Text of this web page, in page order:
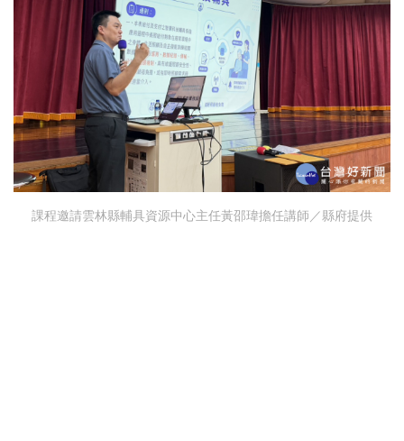
課程邀請雲林縣輔具資源中心主任黃邵瑋擔任講師／縣府提供